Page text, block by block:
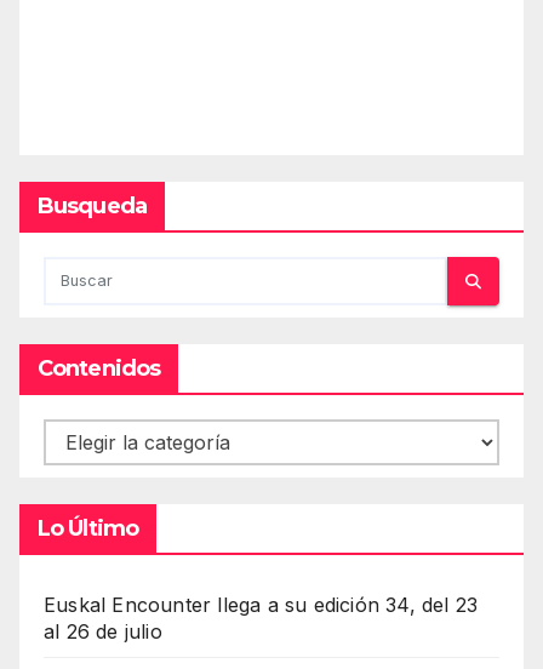
Busqueda
Contenidos
Contenidos
Lo Último
Euskal Encounter llega a su edición 34, del 23
al 26 de julio